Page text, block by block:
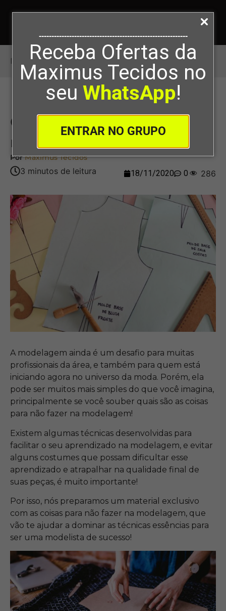
-----------------------------------------------------------
Receba Ofertas da
Maximus Tecidos no
seu WhatsApp!
ENTRAR NO GRUPO
Início>Coisas para não fazer na modelagem
Coisas para não fazer na
modelagem
PorMaximus Tecidos
18/11/2020 0 286
A modelagem ainda é um desafio para muitas
profissionais da área, e também para quem está
iniciando agora no universo da moda. Porém, ela
pode ser muitos mais simples do que você imagina,
principalmente se você souber quais são as coisas
para não fazer na modelagem!
Existem algumas técnicas desenvolvidas para
facilitar o seu aprendizado na modelagem, e evitar
alguns costumes que possam dificultar esse
aprendizado e atrapalhar na qualidade final de
suas peças, é muito importante!
Por isso, nós preparamos um material exclusivo
com as coisas para não fazer na modelagem, que
vão te ajudar a dominar as técnicas essências para
ser uma modelista de sucesso!